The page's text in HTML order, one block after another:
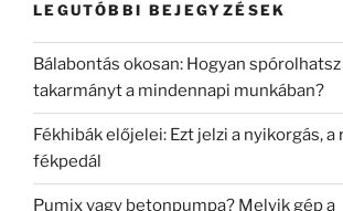
LEGUTÓBBI BEJEGYZÉSEK
Bálabontás okosan: Hogyan
takarmányt a mindennapi munkában?
Fékhibák előjelei: Ezt jelzi a nyikorgás, a
fékpedál
Pumix vagy betonpumpa? Melyik gép a